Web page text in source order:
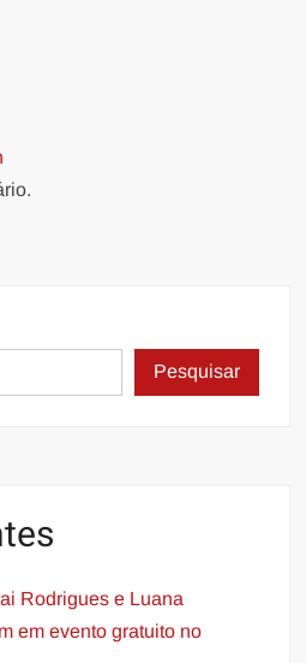
Pesquisar
Rodrigues e Luana
em evento gratuito no